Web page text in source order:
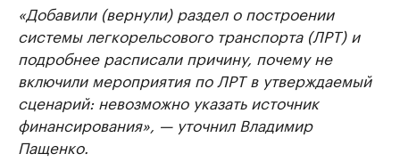
«Добавили (вернули) раздел о построении
системы легкорельсового транспорта (ЛРТ) и
подробнее расписали причину, почему не
включили мероприятия по ЛРТ в утверждаемый
сценарий: невозможно указать источник
финансирования», — уточнил Владимир
Пащенко.